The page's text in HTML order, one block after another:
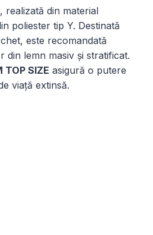
din material
poliester tip Y. Destinată
este recomandată
din lemn masiv și stratificat.
TOP SIZE asigură o putere
viață extinsă.